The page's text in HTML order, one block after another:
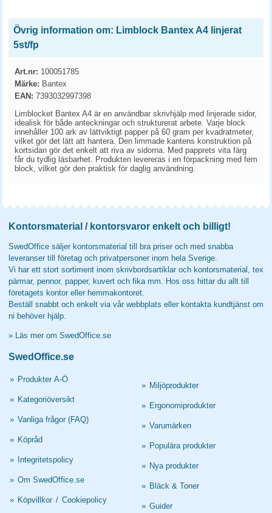
Övrig information om: Limblock Bantex A4 linjerat
5st/fp
Art.nr: 100051785
Märke: Bantex
EAN: 7393032997398
Limblocket Bantex A4 är en användbar skrivhjälp med linjerade sidor,
idealisk för både anteckningar och strukturerat arbete. Varje block
innehåller 100 ark av lättviktigt papper på 60 gram per kvadratmeter,
vilket gör det lätt att hantera. Den limmade kantens konstruktion på
kortsidan gör det enkelt att riva av sidorna. Med papprets vita färg
får du tydlig läsbarhet. Produkten levereras i en förpackning med fem
block, vilket gör den praktisk för daglig användning.
Kontorsmaterial / kontorsvaror enkelt och billigt!
SwedOffice säljer kontorsmaterial till bra priser och med snabba
leveranser till företag och privatpersoner inom hela Sverige.
Vi har ett stort sortiment inom skrivbordsartiklar och kontorsmaterial, tex
pärmar, pennor, papper, kuvert och fika mm. Hos oss hittar du allt till
företagets kontor eller hemmakontoret.
Beställ snabbt och enkelt via vår webbplats eller kontakta kundtjänst om
ni behöver hjälp.
» Läs mer om SwedOffice.se
SwedOffice.se
» Produkter A-Ö
» Kategoriöversikt
» Vanliga frågor (FAQ)
» Köpråd
» Integritetspolicy
» Om SwedOffice.se
» Köpvillkor / Cookiepolicy
» Miljöprodukter
» Ergonomiprodukter
» Varumärken
» Populära produkter
» Nya produkter
» Bläck & Toner
» Guider